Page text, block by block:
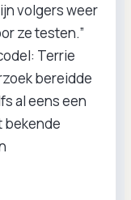
volgers weer
ze testen.”
Terrie
bereidde
al eens een
bekende